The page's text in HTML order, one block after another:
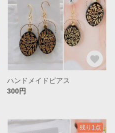
ハンドメイドピアス
300円
残り1点